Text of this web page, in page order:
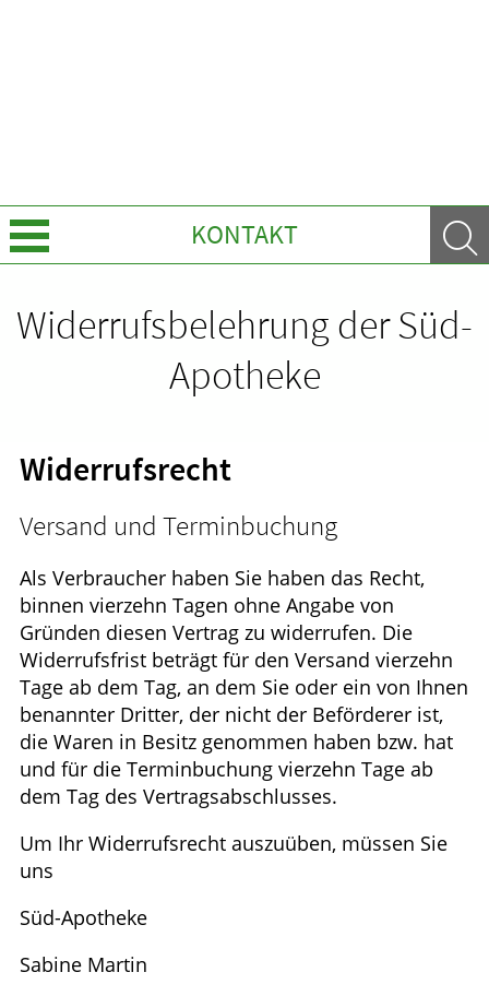
KONTAKT
Krankheiten & Therapie
HOMÖOPATHIE
GESUND IM ALTER
Widerrufsbelehrung der Süd-
Apotheke
Widerrufsrecht
Versand und Terminbuchung
Als Verbraucher haben Sie haben das Recht,
binnen vierzehn Tagen ohne Angabe von
Gründen diesen Vertrag zu widerrufen. Die
Widerrufsfrist beträgt für den Versand vierzehn
Tage ab dem Tag, an dem Sie oder ein von Ihnen
benannter Dritter, der nicht der Beförderer ist,
die Waren in Besitz genommen haben bzw. hat
und für die Terminbuchung vierzehn Tage ab
dem Tag des Vertragsabschlusses.
Um Ihr Widerrufsrecht auszuüben, müssen Sie
uns
Süd-Apotheke
Sabine Martin